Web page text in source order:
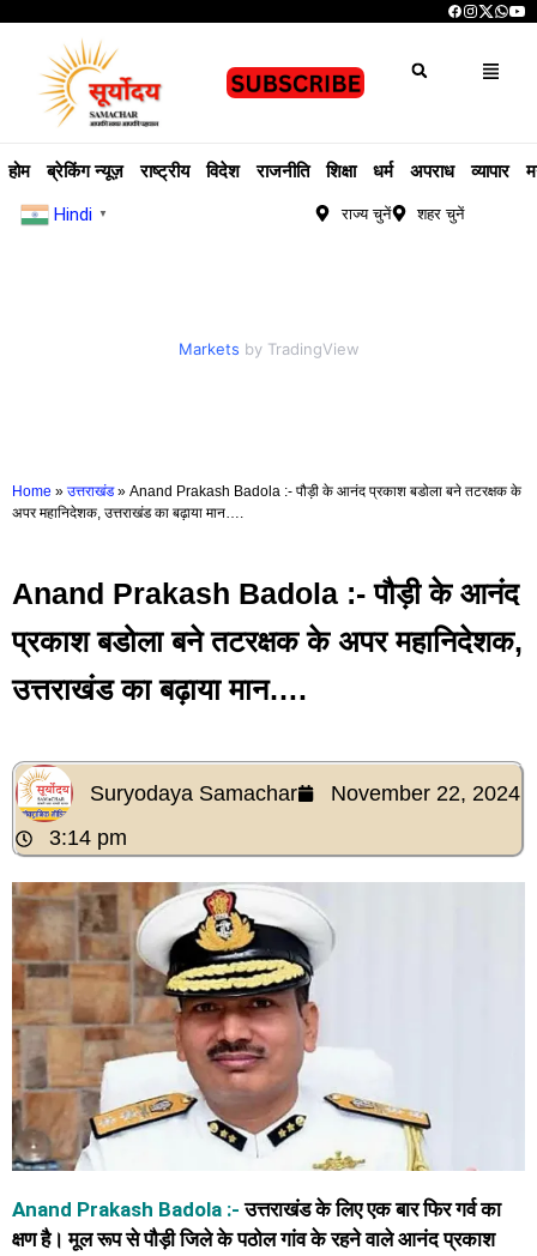
होम ब्रेकिंग न्यूज़ राष्ट्रीय विदेश राजनीति शिक्षा धर्म अपराध व्यापार
Hindi ▼ राज्य चुनें शहर चुनें
Markets by TradingView
Home » उत्तराखंड » Anand Prakash Badola :- पौड़ी के आनंद प्रकाश बडोला बने तटरक्षक के
अपर महानिदेशक, उत्तराखंड का बढ़ाया मान….
Anand Prakash Badola :- पौड़ी के आनंद
प्रकाश बडोला बने तटरक्षक के अपर महानिदेशक,
उत्तराखंड का बढ़ाया मान….
Suryodaya Samachar
November 22, 2024
3:14 pm
Anand Prakash Badola :- उत्तराखंड के लिए एक बार फिर गर्व का
क्षण है। मूल रूप से पौड़ी जिले के पठोल गांव के रहने वाले आनंद प्रकाश